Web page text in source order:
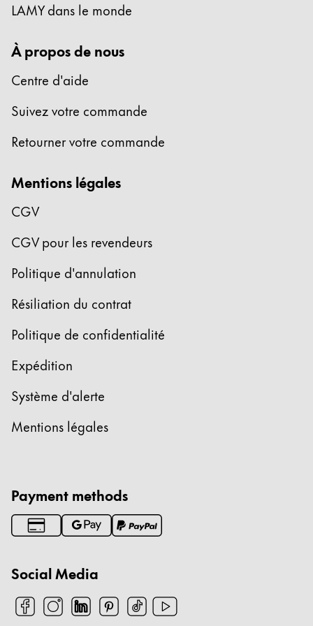
Cette région répertorie les pays et les langues
Cette région répertorie les pays et les langues
Brazil
português
Chile
Mexico
Cette région répertorie les pays et les langues
English
Asie-Pacifique
Cette région répertorie les pays et les langues
Australia
English
中文
South Korea
한국어
Philippines
English
Singapore
中文
LAMY dans le monde
À propos de nous
Centre d'aide
Suivez votre commande
Retourner votre commande
Mentions légales
CGV
CGV pour les revendeurs
Politique d'annulation
Résiliation du contrat
Politique de confidentialité
Expédition
Système d'alerte
Mentions légales
Payment methods
Social Media